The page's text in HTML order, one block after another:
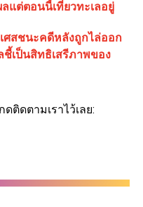
ลแต่ตอนนี้เที่ยวทะเลอยู่
ศสชนะคดีหลังถูกไล่ออก
ชี้เป็นสิทธิเสรีภาพของ
ติดตามเราไว้เลย: